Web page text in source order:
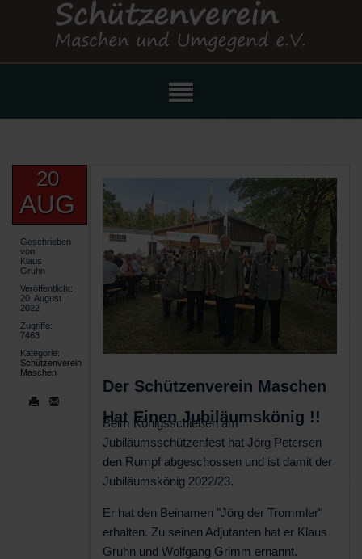
20
AUG
Geschrieben
von
Klaus
Gruhn
Veröffentlicht:
20. August
2022
Zugriffe:
7463
Kategorie:
Schützenverein
Maschen
Der Schützenverein Maschen
Hat Einen Jubiläumskönig !!
Beim Königsschießen am
Jubiläumsschützenfest hat Jörg Petersen
den Rumpf abgeschossen und ist damit der
Jubiläumskönig 2022/23.
Er hat den Beinamen "Jörg der Trommler"
erhalten. Zu seinen Adjutanten hat er Klaus
Gruhn und Wolfgang Grimm ernannt.